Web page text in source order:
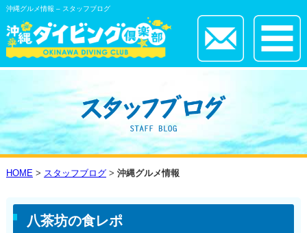
沖縄グルメ情報 – スタッフブログ
HOME> スタッフブログ> 沖縄グルメ情報
八茶坊の食レポ